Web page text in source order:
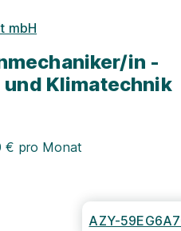
mbH
in -
Klimatechnik
€ pro Monat
AZY-